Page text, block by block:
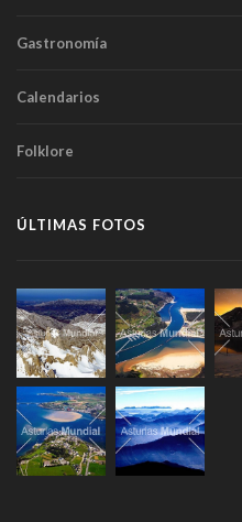
Gastronomía
Calendarios
Folklore
ÚLTIMAS FOTOS